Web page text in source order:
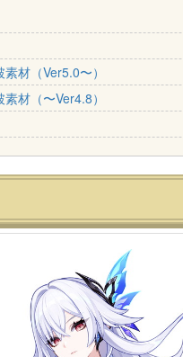
材（Ver5.0〜）
材（〜Ver4.8）